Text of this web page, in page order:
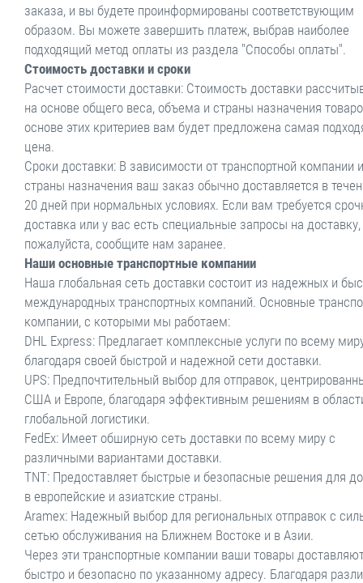
заказа, и вы будете проинформированы соответствующим
образом. Вы можете завершить платеж, выбрав наиболее
подходящий метод оплаты из раздела "Способы оплаты".
Стоимость доставки и сроки
Расчет стоимости доставки: Стоимость доставки
на основе общего веса, объема и страны назначения
основе этих критериев вам будет предложена самая
цена.
Сроки доставки: В зависимости от транспортной компании и
страны назначения ваш заказ обычно доставляется в
20 дней при нормальных условиях. Если вам требуется
доставка или у вас есть специальные запросы на доставку,
пожалуйста, сообщите нам заранее.
Наши основные транспортные компании
Наша глобальная сеть доставки состоит из надежных и
международных транспортных компаний. Основные
компании, с которыми мы работаем:
DHL Express: Предлагает комплексные услуги по всему
благодаря своей быстрой и надежной сети доставки.
UPS: Предпочтительный выбор для отправок,
США и Европе, благодаря эффективным решениям в
глобальной логистики.
FedEx: Имеет обширную сеть доставки по всему миру с
различными вариантами доставки.
TNT: Предоставляет быстрые и безопасные решения для
в европейские и азиатские страны.
Aramex: Надежный выбор для региональных отправок с
сетью обслуживания на Ближнем Востоке и в Азии.
Через эти транспортные компании ваши товары
быстро и безопасно по указанному адресу. Благодаря